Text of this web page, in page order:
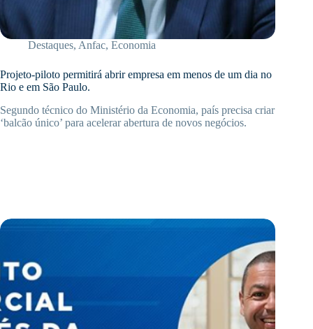
Destaques, Anfac, Economia
Projeto-piloto permitirá abrir empresa em menos de um dia no
Rio e em São Paulo.
Segundo técnico do Ministério da Economia, país precisa criar
‘balcão único’ para acelerar abertura de novos negócios.